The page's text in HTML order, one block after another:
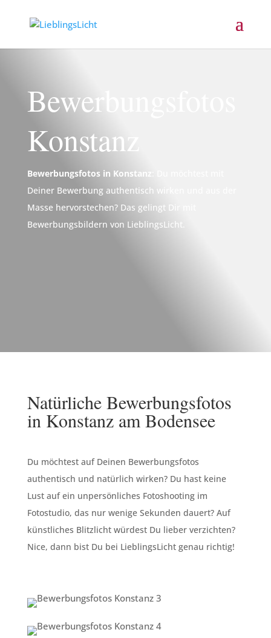
Bewerbungsfotos
Konstanz
Bewerbungsfotos in Konstanz
Deiner Bewerbung authentisch wirken und aus der
Masse hervorstechen? Das gelingt Dir mit
Bewerbungsbildern von LieblingsLicht.
Natürliche Bewerbungsfotos
in Konstanz am Bodensee
Du möchtest auf Deinen Bewerbungsfotos
authentisch und natürlich wirken? Du hast keine
Lust auf ein unpersönliches Fotoshooting im
Fotostudio, das nur wenige Sekunden dauert? Auf
künstliches Blitzlicht würdest Du lieber verzichten?
Nice, dann bist Du bei LieblingsLicht genau richtig!